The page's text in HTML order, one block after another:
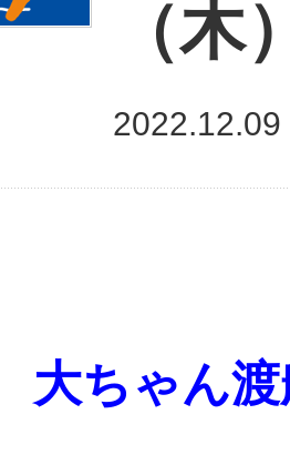
（
2022.12.09
ちゃん渡